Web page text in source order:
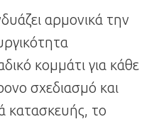
αρμονικά την
κομμάτι για κάθε
σχεδιασμό και
κατασκευής, το